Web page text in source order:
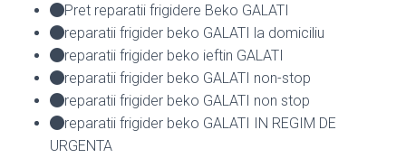
Pret reparatii frigidere Beko GALATI
reparatii frigider beko GALATI la domiciliu
reparatii frigider beko ieftin GALATI
reparatii frigider beko GALATI non-stop
reparatii frigider beko GALATI non stop
reparatii frigider beko GALATI IN REGIM DE
URGENTA